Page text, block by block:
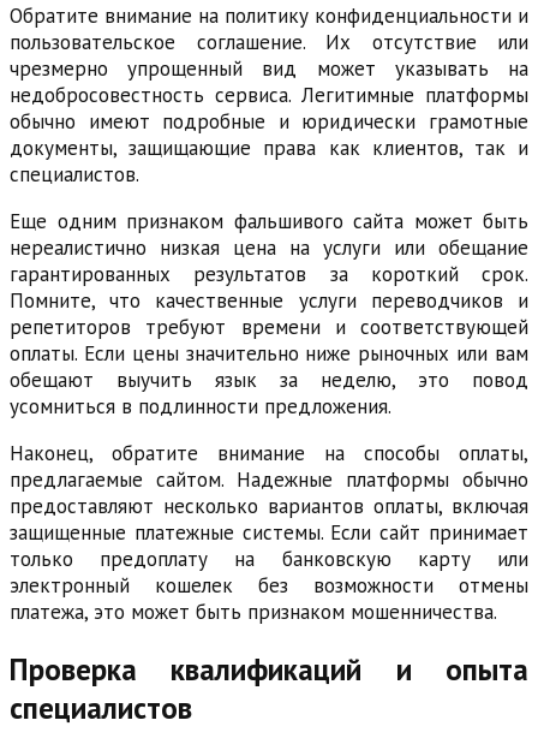
Обратите внимание на политику конфиденциальности и
пользовательское соглашение. Их отсутствие или
чрезмерно упрощенный вид может указывать на
недобросовестность сервиса. Легитимные платформы
обычно имеют подробные и юридически грамотные
документы, защищающие права как клиентов, так и
специалистов.
Еще одним признаком фальшивого сайта может быть
нереалистично низкая цена на услуги или обещание
гарантированных результатов за короткий срок.
Помните, что качественные услуги переводчиков и
репетиторов требуют времени и соответствующей
оплаты. Если цены значительно ниже рыночных или вам
обещают выучить язык за неделю, это повод
усомниться в подлинности предложения.
Наконец, обратите внимание на способы оплаты,
предлагаемые сайтом. Надежные платформы обычно
предоставляют несколько вариантов оплаты, включая
защищенные платежные системы. Если сайт принимает
только предоплату на банковскую карту или
электронный кошелек без возможности отмены
платежа, это может быть признаком мошенничества.
Проверка квалификаций и опыта
специалистов